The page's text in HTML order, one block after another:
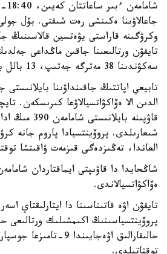
جاعالاۋىنا ەكىنشى رەت شىقتى. بۇل
وكرۋگىنە قاراستى يۋەتسين قالاسىنىڭ
تايفۋن ورتالىعىنا جاقىن ماڭداعى
سەكۋندىنا 38 مەترگە جەتىپ، 13 بالل بولدى.
تابيعي اپاتتىڭ جاقىنداۋىنا
الدىن الا ەۆاكۋاتسيالاۋعا كىرىسكەن.
قاۋپىنە
شىعارىلدى. پروۆينتسيادا پاروم جانە
العاندا، تەڭىزدەگى قىزمەت ۋاقىتشا
ەۆاكۋاتسيالاندى.
تايفۋن اۋە قاتىناسىنا دا ايتارلىقتاي
پروۆينتسياسىنىڭ اكىمشىلىك ورتالىعى